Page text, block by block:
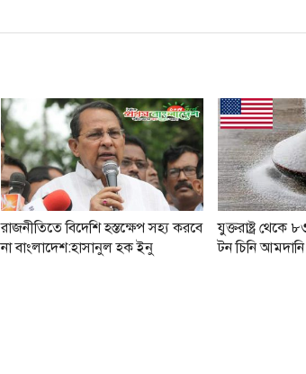
রাজনীতিতে বিদেশি হস্তক্ষেপ সহ্য করবে
না বাংলাদেশ:হাসানুল হক ইনু
যুক্তরাষ্ট্র থেকে
টন চিনি